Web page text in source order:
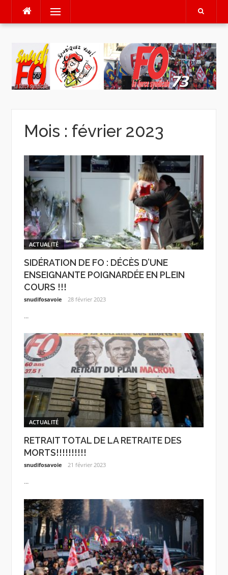
contenu
Menu
Mois : février 2023
ACTUALITÉ
SIDÉRATION DE FO : DÉCÈS D’UNE
ENSEIGNANTE POIGNARDÉE EN PLEIN
COURS !!!
snudifosavoie 28 février 2023
...
ACTUALITÉ
RETRAIT TOTAL DE LA RETRAITE DES
MORTS!!!!!!!!!!
snudifosavoie 21 février 2023
...